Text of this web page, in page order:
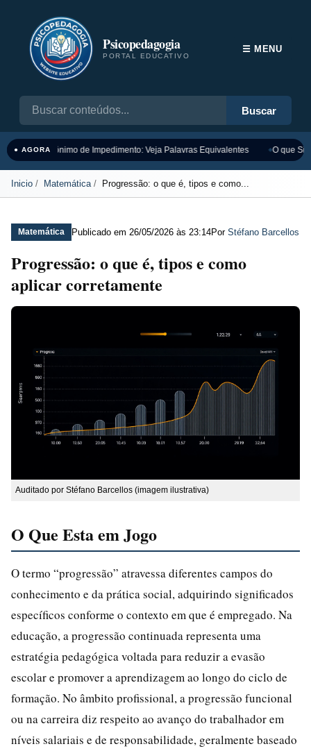
Psicopedagogia
PORTAL EDUCATIVO
Buscar
☰ MENU
● AGORASinônimo de Impedimento: Veja Palavras Equivalentes O que
Inicio Matemática Progressão: o que é, tipos e como...
Matemática Publicado em 26/05/2026 às 23:14Por Stéfano Barcellos
Progressão: o que é, tipos e como
aplicar corretamente
Auditado por Stéfano Barcellos (imagem ilustrativa)
O Que Esta em Jogo
O termo “progressão” atravessa diferentes campos do
conhecimento e da prática social, adquirindo significados
específicos conforme o contexto em que é empregado. Na
educação, a progressão continuada representa uma
estratégia pedagógica voltada para reduzir a evasão
escolar e promover a aprendizagem ao longo do ciclo de
formação. No âmbito profissional, a progressão funcional
ou na carreira diz respeito ao avanço do trabalhador em
níveis salariais e de responsabilidade, geralmente baseado